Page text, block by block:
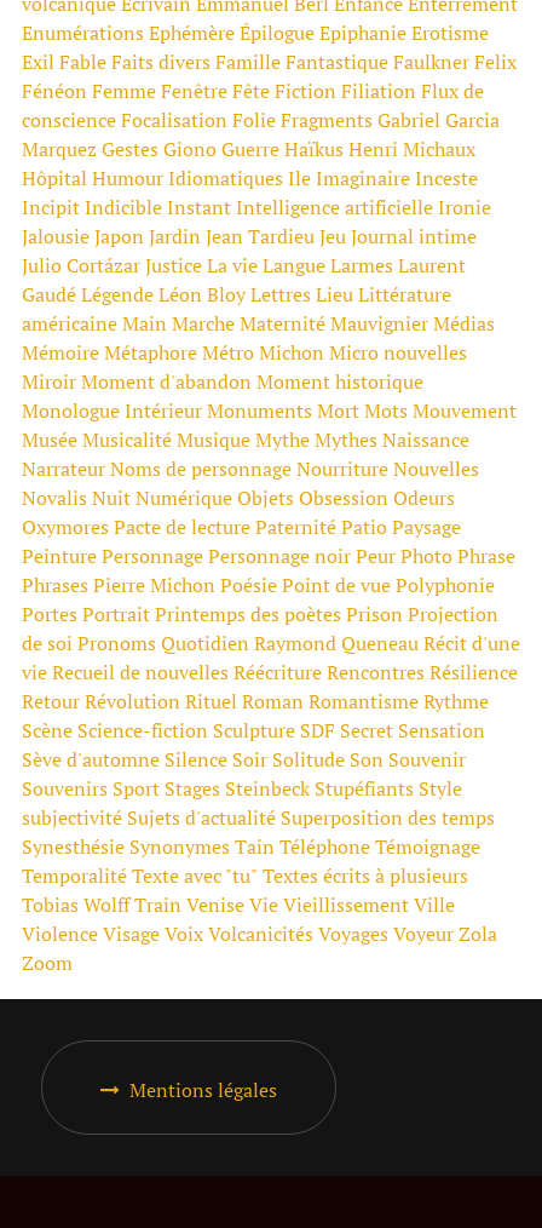
EnumérationsEphémèreÉpilogueEpiphanieErotisme
Exil FableFaits diversFamilleFantastiqueFaulknerFelix
Fénéon FemmeFenêtreFêteFiction Filiation Flux de
conscienceFocalisation FolieFragmentsGabriel Garcia
Marquez GestesGionoGuerreHaïkusHenri Michaux
Hôpital HumourIdiomatiquesIleImaginaireInceste
IncipitIndicibleInstantIntelligence artificielleIronie
JalousieJapon Jardin Jean TardieuJeuJournal intime
Julio CortázarJusticeLa vieLangueLarmesLaurent
GaudéLégendeLéon BloyLettresLieuLittérature
américaineMain MarcheMaternitéMauvignierMédias
MémoireMétaphoreMétroMichon Micro nouvelles
MiroirMoment d'abandon Moment historique
Monologue IntérieurMonumentsMortMotsMouvement
MuséeMusicalitéMusiqueMytheMythesNaissance
NarrateurNoms de personnageNourritureNouvelles
NovalisNuitNumériqueObjetsObsession Odeurs
OxymoresPacte de lecturePaternitéPatioPaysage
PeinturePersonnagePersonnage noirPeurPhotoPhrase
PhrasesPierre Michon PoésiePoint de vuePolyphonie
PortesPortraitPrintemps des poètesPrison Projection
de soi PronomsQuotidien Raymond QueneauRécit d'une
vieRecueil de nouvellesRéécritureRencontresRésilience
RetourRévolution Rituel Roman RomantismeRythme
Scène Science-fiction Sculpture SDF Secret Sensation
Sève d'automne Silence Soir Solitude Son Souvenir
Souvenirs Sport Stages Steinbeck Stupéfiants Style
subjectivité Sujets d'actualité Superposition des temps
Synesthésie SynonymesTain TéléphoneTémoignage
TemporalitéTexte avec "tu" Textes écrits à plusieurs
Tobias WolffTrain VeniseVieVieillissementVille
ViolenceVisageVoixVolcanicitésVoyagesVoyeurZola
Zoom
Mentions légales